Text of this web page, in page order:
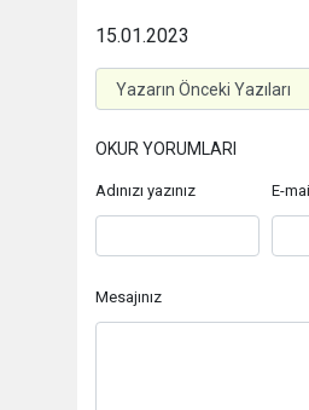
15.01.2023
OKUR YORUMLARI
Adınızı yazınız E-
Mesajınız